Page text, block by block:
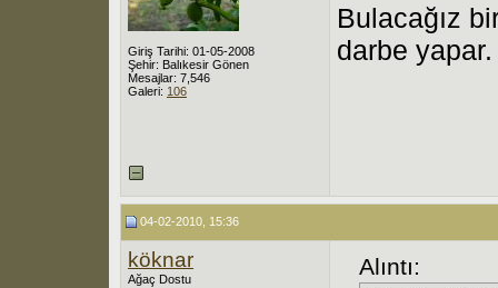
Giriş Tarihi: 01-05-2008
Şehir: Balıkesir Gönen
Mesajlar: 7,546
Galeri: 106
Bulacağız
darbe yapar.
04-02-2010, 15:36
köknar
Ağaç Dostu
Alıntı: